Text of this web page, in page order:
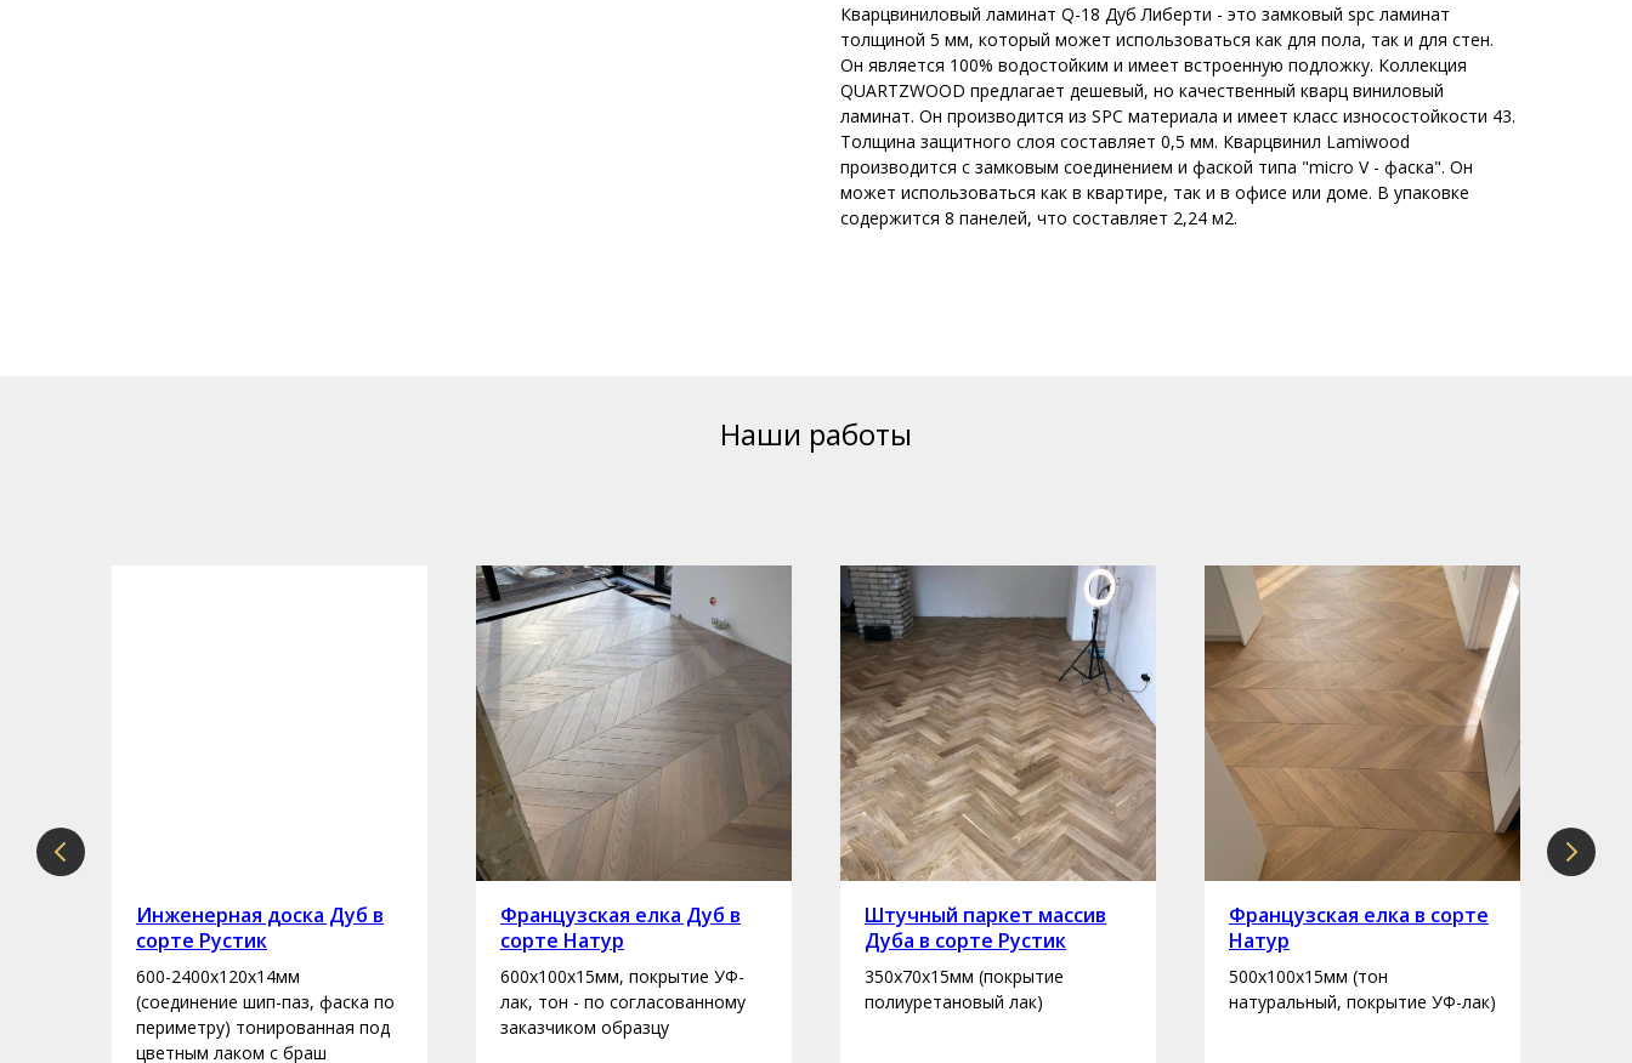
Кварцвиниловый ламинат Q-18 Дуб Либерти - это замковый spc ламинат
толщиной 5 мм, который может использоваться как для пола, так и для стен.
Он является 100% водостойким и имеет встроенную подложку. Коллекция
QUARTZWOOD предлагает дешевый, но качественный кварц виниловый
ламинат. Он производится из SPC материала и имеет класс износостойкости 43.
Толщина защитного слоя составляет 0,5 мм. Кварцвинил Lamiwood
производится с замковым соединением и фаской типа "micro V - фаска". Он
может использоваться как в квартире, так и в офисе или доме. В упаковке
содержится 8 панелей, что составляет 2,24 м2.
Наши работы
Инженерная доска Дуб в
сорте Рустик
600-2400х120х14мм
(соединение шип-паз, фаска по
периметру) тонированная под
цветным лаком с браш
Французская елка Дуб в
сорте Натур
600х100х15мм, покрытие УФ-
лак, тон - по согласованному
заказчиком образцу
Штучный паркет массив
Дуба в сорте Рустик
350х70х15мм (покрытие
полиуретановый лак)
Французская елка в сорте
Натур
500х100х15мм (тон
натуральный, покрытие УФ-лак)